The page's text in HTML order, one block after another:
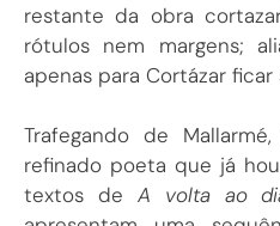
restante da obra
rótulos nem margens;
apenas para Cortázar
Trafegando de
refinado poeta que já
textos de A volta ao